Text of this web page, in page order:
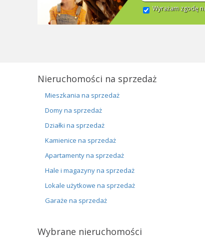
Wyrażam zgodę
Nieruchomości na sprzedaż
Mieszkania na sprzedaż
Domy na sprzedaż
Działki na sprzedaż
Kamienice na sprzedaż
Apartamenty na sprzedaż
Hale i magazyny na sprzedaż
Lokale użytkowe na sprzedaż
Garaże na sprzedaż
Wybrane nieruchomości